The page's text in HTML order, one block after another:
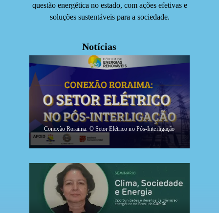
questão energética no estado, com ações efetivas e
soluções sustentáveis para a sociedade.
Notícias
Conexão Roraima: O Setor Elétrico no Pós-Interligação